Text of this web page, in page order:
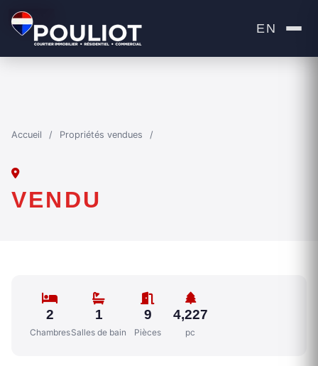
EN
Accueil / Propriétés vendues /
VENDU
VENDU
2
Chambres
1
Salles de bain
9
Pièces
4,227
pc